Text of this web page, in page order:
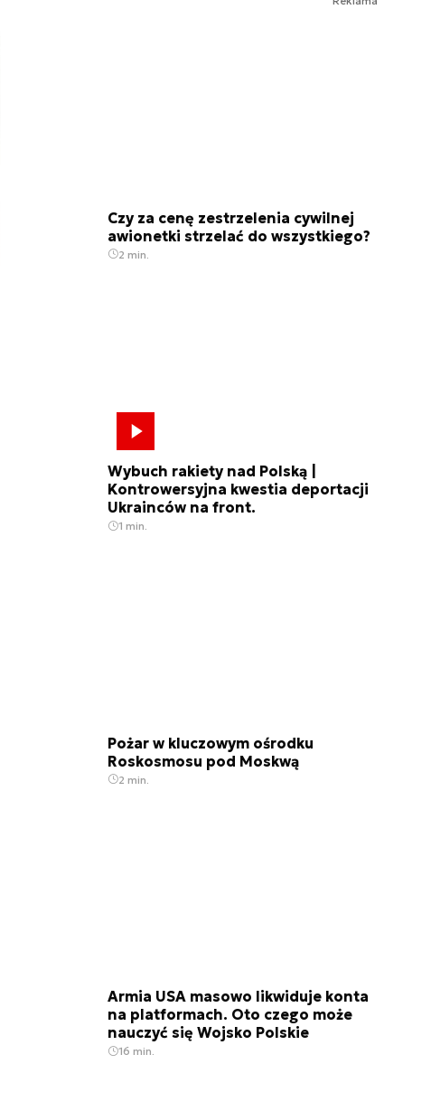
Czy za cenę zestrzelenia cywilnej
awionetki strzelać do wszystkiego?
2 min.
Wybuch rakiety nad Polską |
Kontrowersyjna kwestia deportacji
Ukrainców na front.
1 min.
Pożar w kluczowym ośrodku
Roskosmosu pod Moskwą
2 min.
Armia USA masowo likwiduje konta
na platformach. Oto czego może
nauczyć się Wojsko Polskie
16 min.